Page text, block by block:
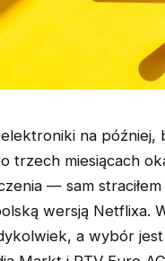
na
trzech miesiącach
— sam
wersją
a wybór